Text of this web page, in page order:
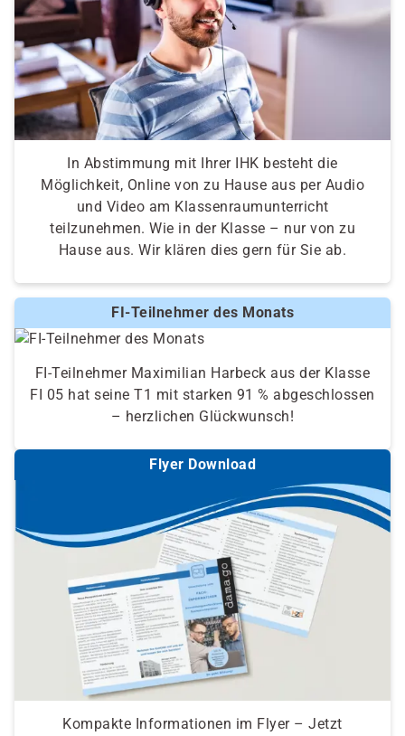
In Abstimmung mit Ihrer IHK besteht die
Möglichkeit, Online von zu Hause aus per Audio
und Video am Klassenraumunterricht
teilzunehmen. Wie in der Klasse – nur von zu
Hause aus. Wir klären dies gern für Sie ab.
FI-Teilnehmer des Monats
FI-Teilnehmer Maximilian Harbeck aus der Klasse
FI 05 hat seine T1 mit starken 91 % abgeschlossen
– herzlichen Glückwunsch!
Flyer Download
Kompakte Informationen im Flyer – Jetzt